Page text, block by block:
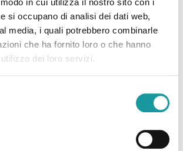
in cui utilizza il nostro sito con i
si occupano di analisi dei dati web,
media, i quali potrebbero combinarle
che ha fornito loro o che hanno
dei loro servizi.
T anche per i pazienti in età
“modena2000” sull’individuazione
leggere l’articolo
Leggi tutto